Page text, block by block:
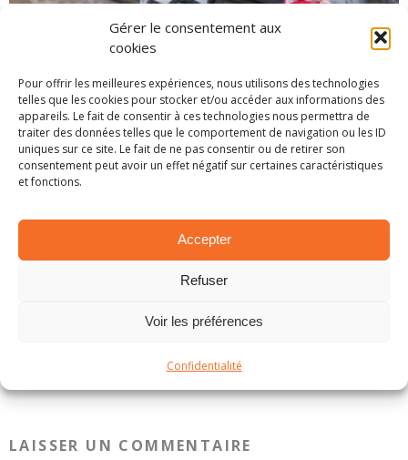
Gérer le consentement aux
cookies
Pour offrir les meilleures expériences, nous utilisons des technologies
telles que les cookies pour stocker et/ou accéder aux informations des
appareils. Le fait de consentir à ces technologies nous permettra de
traiter des données telles que le comportement de navigation ou les ID
uniques sur ce site. Le fait de ne pas consentir ou de retirer son
consentement peut avoir un effet négatif sur certaines caractéristiques
et fonctions.
Accepter
Refuser
Voir les préférences
Confidentialité
26 novembre 2025
8 octobre 2025
LAISSER UN COMMENTAIRE